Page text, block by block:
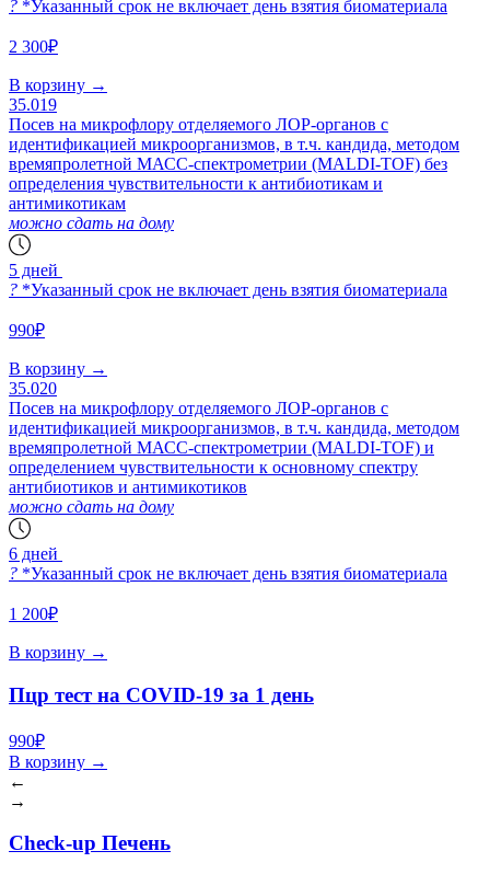
? *Указанный срок не включает день взятия биоматериала
2 300₽
В корзину →
35.019
Посев на микрофлору отделяемого ЛОР-органов с
идентификацией микроорганизмов, в т.ч. кандида, методом
времяпролетной МАСС-спектрометрии (MALDI-TOF) без
определения чувствительности к антибиотикам и
антимикотикам
можно сдать на дому
5 дней
? *Указанный срок не включает день взятия биоматериала
990₽
В корзину →
35.020
Посев на микрофлору отделяемого ЛОР-органов с
идентификацией микроорганизмов, в т.ч. кандида, методом
времяпролетной МАСС-спектрометрии (MALDI-TOF) и
определением чувствительности к основному спектру
антибиотиков и антимикотиков
можно сдать на дому
6 дней
? *Указанный срок не включает день взятия биоматериала
1 200₽
В корзину →
Пцр тест на COVID-19 за 1 день
990₽
В корзину →
←
→
Check-up Печень